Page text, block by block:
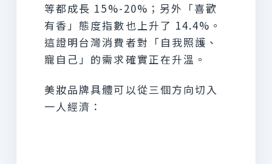
等都成長 15%-20%；另外「喜歡
有香」態度指數也上升了 14.4%。
這證明台灣消費者對「自我照護、
寵自己」的需求確實正在升溫。
美妝品牌具體可以從三個方向切入
一人經濟：